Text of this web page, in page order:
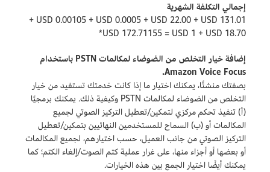
إجمالي التكلفة الشهرية
131.01 USD ‏+ 22.00 USD ‏+ 0.0005 USD‏ + 0.00105 USD‏ +
18.70 USD ‏+ 1 USD ‏= 172.71155 USD*
إضافة خيار التخلص من الضوضاء لمكالمات PSTN باستخدام
Amazon Voice Focus.
بصفتك منشئًا، يمكنك اختيار ما إذا كانت خدمتك تستفيد من خيار
التخلص من الضوضاء لمكالمات PSTN وكيفية ذلك. يمكنك برمجيًا
(أ) تنفيذ تحكم مركزي لتمكين/تعطيل التركيز الصوتي لجميع
المكالمات أو (ب) السماح للمستخدمين النهائيين بتمكين/تعطيل
التركيز الصوتي من جانب العميل، حسب اختيارهم، لجميع المكالمات
أو بعضها أو أجزاء منها، على غرار عملية كتم الصوت/إلغاء الكتم؛ كما
يمكنك أيضًا اختيار الجمع بين هذه الخيارات.